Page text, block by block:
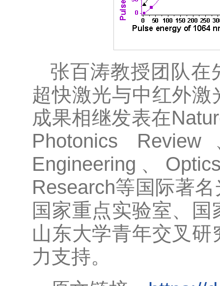
张百涛教授团队在
超快激光与中红外
成果相继发表在
Photonics
Engineering、
Research等国际著
国家重点实验室、
山东大学青年交叉
力支持。